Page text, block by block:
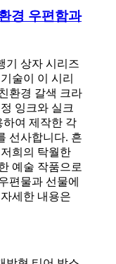
경 우편함과
기 상자 시리즈
술이 이 시리
환경 갈색 크라
잉크와 실크
여 제작한 각
선사합니다. 흔
희의 탁월한
예술 작품으로
편물과 선물에
세한 내용은